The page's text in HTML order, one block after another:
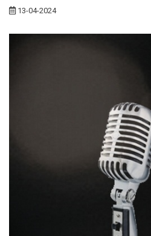
13-04-2024